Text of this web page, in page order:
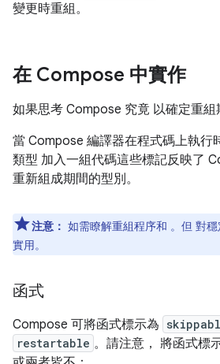
變更時重組。
在 Compose 中實作
如果思考 Compose 究竟 以確定重組
當 Compose 編譯器在程式碼上執行
類型 加入一組代碼這些標記反映了
重新組成期間的型別。
注意： 如需瞭解重組程序和 。但 對
實用。
函式
Compose 可將函式標示為
restartable 。請注意， 將函式標